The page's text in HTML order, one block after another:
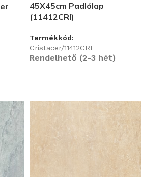
45X45cm Padlólap
(11412CRI)
Termékkód:
Cristacer/11412CRI
Rendelhető (2-3 hét)